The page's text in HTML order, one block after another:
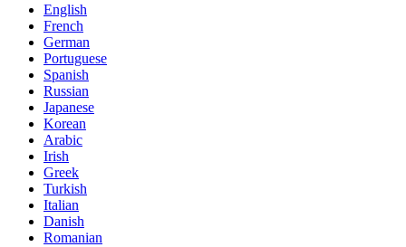
English
French
German
Portuguese
Spanish
Russian
Japanese
Korean
Arabic
Irish
Greek
Turkish
Italian
Danish
Romanian